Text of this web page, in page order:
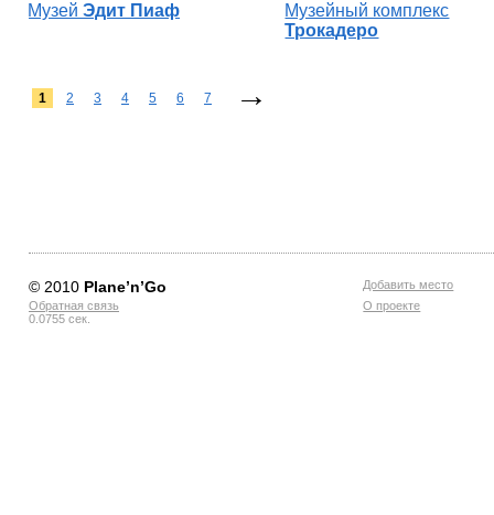
Музей Эдит Пиаф
Музейный комплекс
Трокадеро
1 2 3 4 5 6 7 →
© 2010 Planе’n’Go
Обратная связь
0.0755 сек.
Добавить место
О проекте